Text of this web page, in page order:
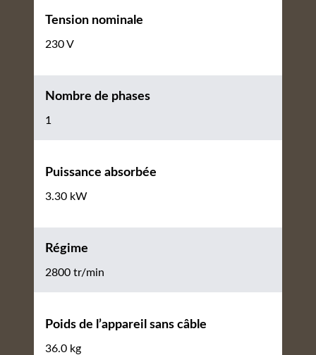
Tension nominale
230 V
Nombre de phases
1
Puissance absorbée
3.30 kW
Régime
2800 tr/min
Poids de l’appareil sans câble
36.0 kg